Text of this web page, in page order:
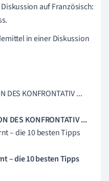
auf Französisch:
in einer Diskussion
DES KONFRONTATIV ...
DES KONFRONTATIV ...
– die 10 besten Tipps
– die 10 besten Tipps